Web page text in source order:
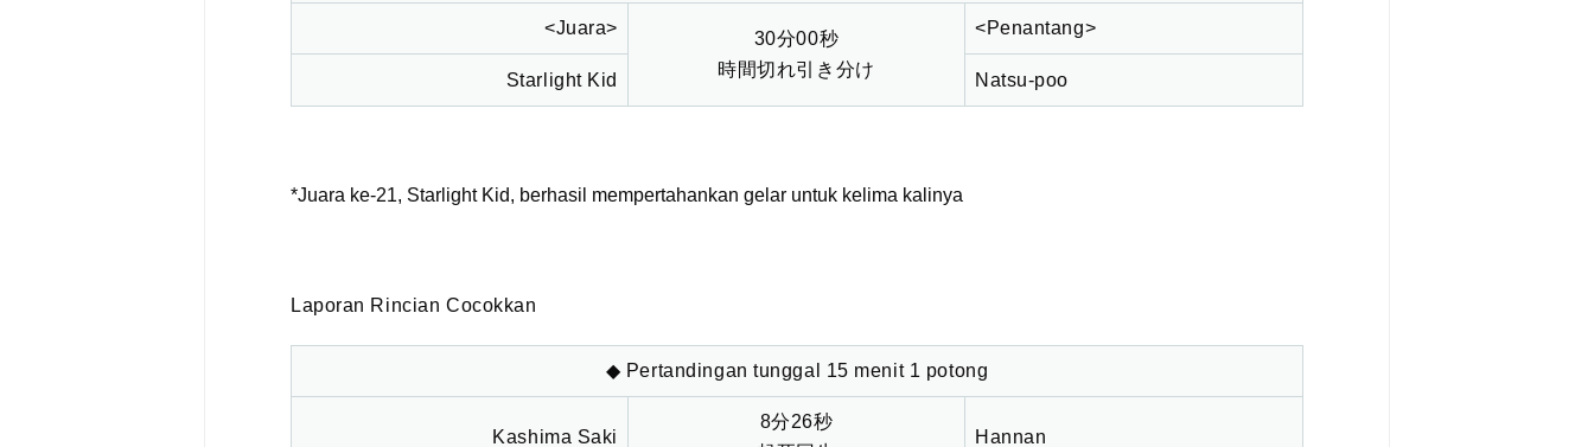
<Juara>
30分00秒
時間切れ引き分け
<Penantang>
Starlight Kid Natsu-poo
*Juara ke-21, Starlight Kid, berhasil mempertahankan gelar untuk kelima kalinya
Laporan Rincian Cocokkan
◆ Pertandingan tunggal 15 menit 1 potong
Kashima Saki
8分26秒
Hannan